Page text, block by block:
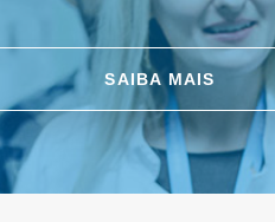
SAIBA MAIS